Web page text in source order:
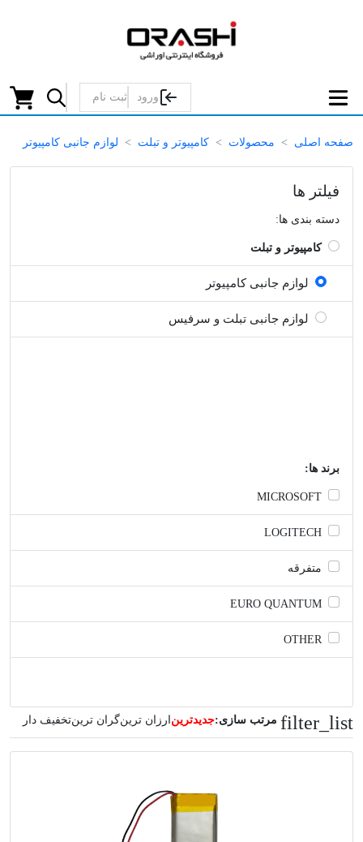
ورود ثبت نام
صفحه اصلی محصولات کامپیوتر و تبلت لوازم جانبی کامپیوتر
فیلتر ها
دسته بندی ها:
کامپیوتر و تبلت
لوازم جانبی کامپیوتر
لوازم جانبی تبلت و سرفیس
برند ها:
MICROSOFT
LOGITECH
متفرقه
EURO QUANTUM
filter_list مرتب سازی:جدیدترینارزان ترینگران ترینتخفیف دار